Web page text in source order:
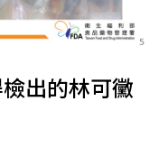
出的林可黴